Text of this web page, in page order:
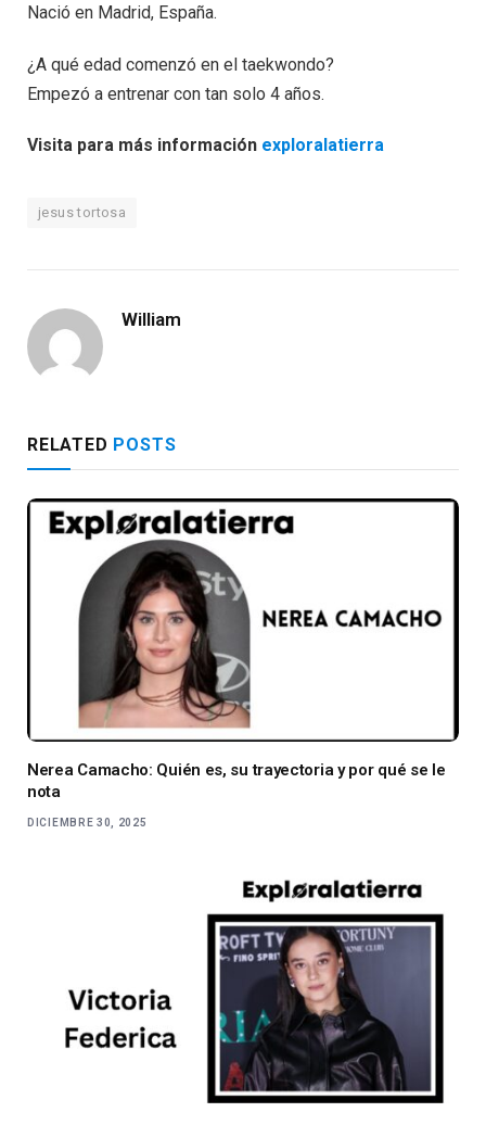
Nació en Madrid, España.
¿A qué edad comenzó en el taekwondo?
Empezó a entrenar con tan solo 4 años.
Visita para más información exploralatierra
jesus tortosa
William
RELATED POSTS
Nerea Camacho: Quién es, su trayectoria y por qué se le
nota
DICIEMBRE 30, 2025